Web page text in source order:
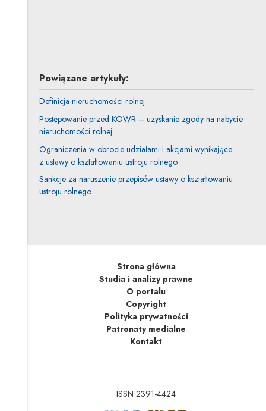
Powiązane artykuły:
Definicja nieruchomości rolnej
Postępowanie przed KOWR – uzyskanie zgody na nabycie
nieruchomości rolnej
Ograniczenia w obrocie udziałami i akcjami wynikające
z ustawy o kształtowaniu ustroju rolnego
Sankcje za naruszenie przepisów ustawy o kształtowaniu
ustroju rolnego
Strona główna
Studia i analizy prawne
O portalu
Copyright
Polityka prywatności
Patronaty medialne
Kontakt
ISSN 2391-4424